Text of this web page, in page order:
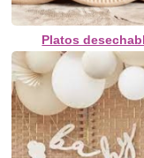
Platos